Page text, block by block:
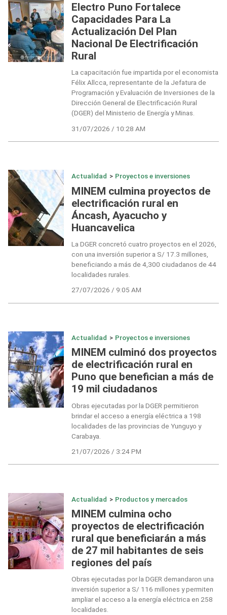
Electro Puno Fortalece
Capacidades Para La
Actualización Del Plan
Nacional De Electrificación
Rural
La capacitación fue impartida por el economista
Félix Allcca, representante de la Jefatura de
Programación y Evaluación de Inversiones de la
Dirección General de Electrificación Rural
(DGER) del Ministerio de Energía y Minas.
31/07/2026 / 10:28 AM
Actualidad > Proyectos e inversiones
MINEM culmina proyectos de
electrificación rural en
Áncash, Ayacucho y
Huancavelica
La DGER concretó cuatro proyectos en el 2026,
con una inversión superior a S/ 17.3 millones,
beneficiando a más de 4,300 ciudadanos de 44
localidades rurales.
27/07/2026 / 9:05 AM
Actualidad > Proyectos e inversiones
MINEM culminó dos proyectos
de electrificación rural en
Puno que benefician a más de
19 mil ciudadanos
Obras ejecutadas por la DGER permitieron
brindar el acceso a energía eléctrica a 198
localidades de las provincias de Yunguyo y
Carabaya.
21/07/2026 / 3:24 PM
Actualidad > Productos y mercados
MINEM culmina ocho
proyectos de electrificación
rural que beneficiarán a más
de 27 mil habitantes de seis
regiones del país
Obras ejecutadas por la DGER demandaron una
inversión superior a S/ 116 millones y permiten
ampliar el acceso a la energía eléctrica en 258
localidades.